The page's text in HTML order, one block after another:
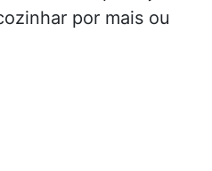
por mais ou